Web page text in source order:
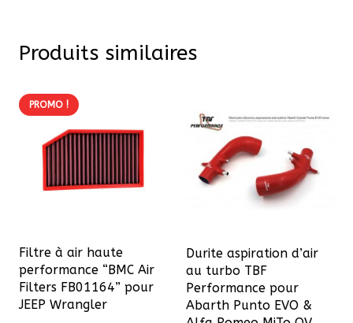
Produits similaires
PROMO !
Filtre à air haute
performance “BMC Air
Filters FB01164” pour
JEEP Wrangler
Durite aspiration d’air
au turbo TBF
Performance pour
Abarth Punto EVO &